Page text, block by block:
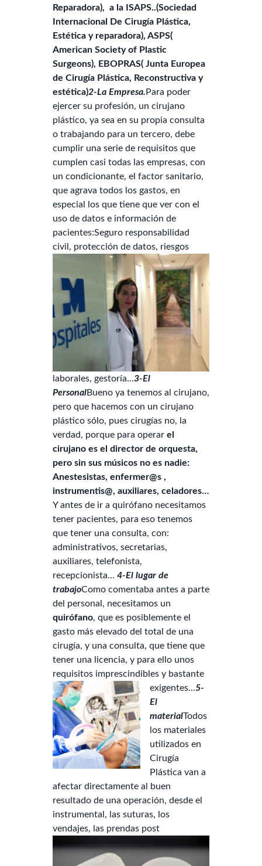
Reparadora), a la ISAPS..(Sociedad
Internacional De Cirugía Plástica,
Estética y reparadora), ASPS(
American Society of Plastic
Surgeons), EBOPRAS( Junta Europea
de Cirugía Plástica, Reconstructiva y
estética)2-La Empresa. Para poder
ejercer su profesión, un cirujano
plástico, ya sea en su propia consulta
o trabajando para un tercero, debe
cumplir una serie de requisitos que
cumplen casi todas las empresas, con
un condicionante, el factor sanitario,
que agrava todos los gastos, en
especial los que tiene que ver con el
uso de datos e información de
pacientes:Seguro responsabilidad
civil, protección de datos, riesgos
laborales, gestoría…3-El
PersonalBueno ya tenemos al cirujano,
pero que hacemos con un cirujano
plástico sólo, pues cirugías no, la
verdad, porque para operar el
cirujano es el director de orquesta,
pero sin sus músicos no es nadie:
Anestesistas, enfermer@s ,
instrumentis@, auxiliares, celadores…
Y antes de ir a quirófano necesitamos
tener pacientes, para eso tenemos
que tener una consulta, con:
administrativos, secretarias,
auxiliares, telefonista,
recepcionista… 4-El lugar de
trabajoComo comentaba antes a parte
del personal, necesitamos un
quirófano, que es posiblemente el
gasto más elevado del total de una
cirugía, y una consulta, que tiene que
tener una licencia, y para ello unos
requisitos imprescindibles y bastante
exigentes…5-
El
materialTodos
los materiales
utilizados en
Cirugía
Plástica van a
afectar directamente al buen
resultado de una operación, desde el
instrumental, las suturas, los
vendajes, las prendas post